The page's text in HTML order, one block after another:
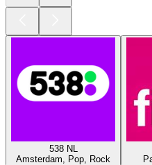
538 NL
Amsterdam, Pop, Rock